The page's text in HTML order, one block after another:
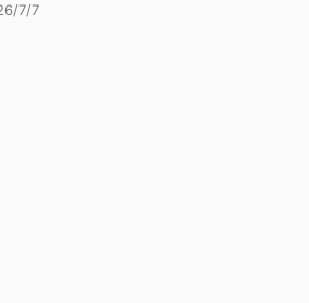
7/7